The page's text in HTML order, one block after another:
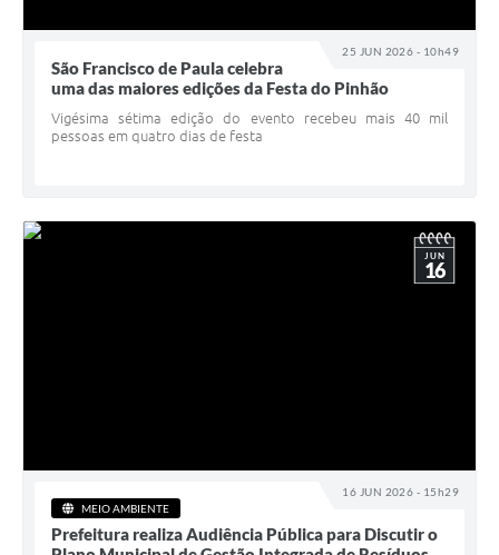
25 JUN 2026 - 10h49
São Francisco de Paula celebra
uma das maiores edições da Festa do Pinhão
Vigésima sétima edição do evento recebeu mais 40 mil
pessoas em quatro dias de festa
16 JUN 2026 - 15h29
JUN
16
MEIO AMBIENTE
Prefeitura realiza Audiência Pública para Discutir o